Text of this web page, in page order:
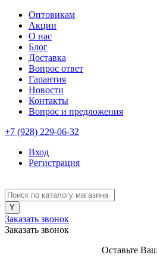
Оптовикам
Акции
О нас
Блог
Доставка
Вопрос ответ
Гарантия
Новости
Контакты
Вопрос и предложения
+7 (928) 229-06-32
Вход
Регистрация
Заказать звонок
Заказать звонок
Оставьте